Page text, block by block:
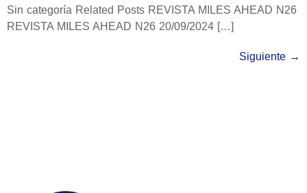
Sin categoría Related Posts REVISTA MILES AHEAD N26
REVISTA MILES AHEAD N26 20/09/2024 […]
Siguiente →